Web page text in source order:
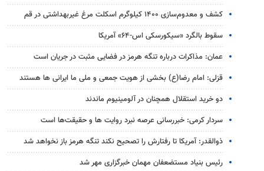
کشف و معدوم‌سازی ۱۴۰۰ کیلوگرم اسکلت مرغ غیربهداشتی در قم
سقوط بالگرد «سیکورسکی اس-۶۴» آمریکا
عمان: مذاکرات درباره تنگه هرمز در فضایی مثبت در جریان است
قزلی: امام رضا(ع) بخشی از هویت جمعی و ملی ما ایرانی ها هستند
دو خرید استقلال همچنان در آلومینیوم ماندند
سردار کرمی: خبررسانی عرصه نبرد روایت ها و حقیقت‌ها است
ذوالقدر: آمریکا تا رفتارش را تصحیح نکند تنگه هرمز باز نخواهد شد
رئیس بنیاد مستضعفان مهمان خبرگزاری مهر شد